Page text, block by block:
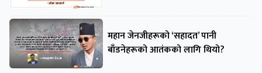
महान जेनजीहरूको ‘सहादत’ पानी
बाँडनेहरूको आतंकको लागि थियो?